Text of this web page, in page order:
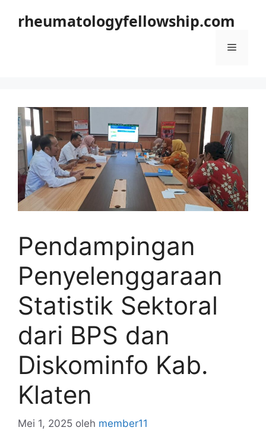
rheumatologyfellowship.com
Menu
Pendampingan
Penyelenggaraan
Statistik Sektoral
dari BPS dan
Diskominfo Kab.
Klaten
Mei 1, 2025 oleh member11